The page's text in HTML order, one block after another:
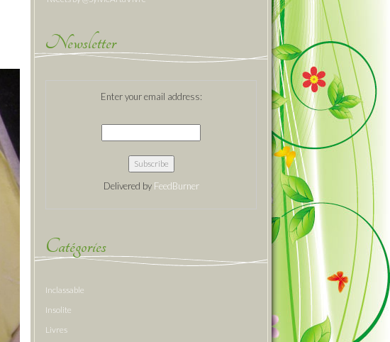
Newsletter
Enter your email address:
Delivered by FeedBurner
Catégories
Inclassable
Insolite
Livres